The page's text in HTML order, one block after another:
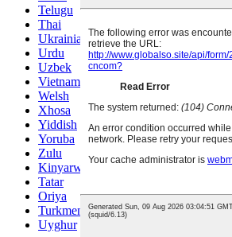
Telugu
Thai
Ukrainian
Urdu
Uzbek
Vietnamese
Welsh
Xhosa
Yiddish
Yoruba
Zulu
Kinyarwanda
Tatar
Oriya
Turkmen
Uyghur